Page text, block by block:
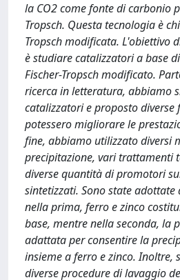
la CO2 come fonte di carbonio
Tropsch. Questa tecnologia è
Tropsch modificata. L'obiettivo
è studiare catalizzatori a base
Fischer-Tropsch modificato.
ricerca in letteratura, abbiamo
catalizzatori e proposto diverse
potessero migliorare le
fine, abbiamo utilizzato diversi
precipitazione, vari trattamenti
diverse quantità di promotori
sintetizzati. Sono state
nella prima, ferro e zinco
base, mentre nella seconda, la
adattata per consentire la
insieme a ferro e zinco. Inoltre,
diverse procedure di lavaggio